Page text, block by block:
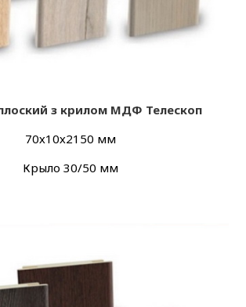
з крилом МДФ Телескоп
70х10х2150 мм
Крыло 30/50 мм